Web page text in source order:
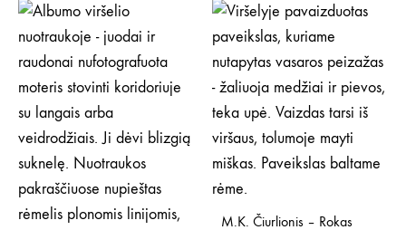
M.K. Čiurlionis – Rokas